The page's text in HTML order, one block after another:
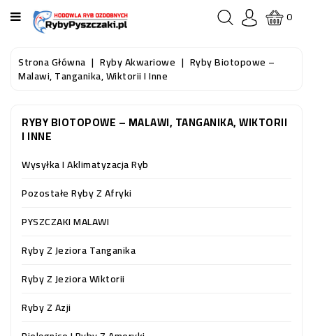
KATEGORIA
STRONA
GŁÓWNA
AKWARIOWE
RYBY
OCZKA
AKWARYSTYKA
(SPRZĘT)
0
Strona Główna Ryby Akwariowe Ryby Biotopowe –
Malawi, Tanganika, Wiktorii I Inne
RYBY BIOTOPOWE – MALAWI, TANGANIKA, WIKTORII
I INNE
Wysyłka I Aklimatyzacja Ryb
Pozostałe Ryby Z Afryki
PYSZCZAKI MALAWI
Ryby Z Jeziora Tanganika
Ryby Z Jeziora Wiktorii
Ryby Z Azji